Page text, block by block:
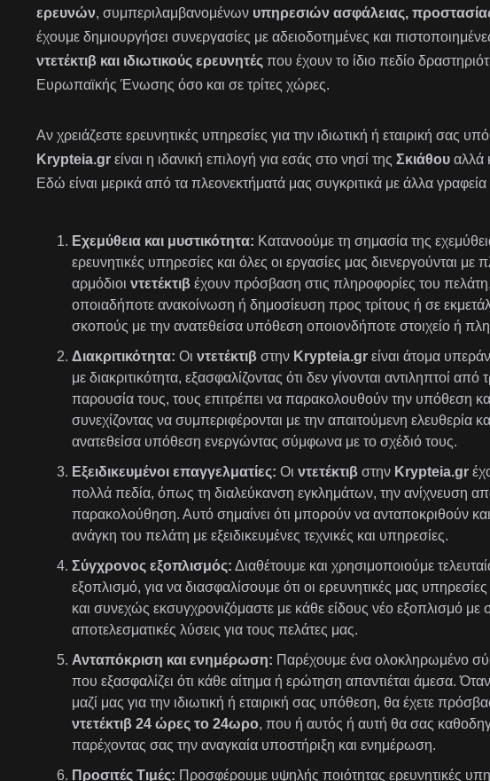
ερευνών, συμπεριλαμβανομένων υπηρεσιών ασφάλειας,
έχουμε δημιουργήσει συνεργασίες με αδειοδοτημένες και
ντετέκτιβ και ιδιωτικούς ερευνητέςπου έχουν το ίδιο πεδίο
Ευρωπαϊκής Ένωσης όσο και σε τρίτες χώρες.
Αν χρειάζεστε ερευνητικές υπηρεσίες για την ιδιωτική ή εταιρική σας
Krypteia.grείναι η ιδανική επιλογή για εσάς στο νησί της Σκιάθουαλλά
Εδώ είναι μερικά από τα πλεονεκτήματά μας συγκριτικά με άλλα
Εχεμύθεια και μυστικότητα: Κατανοούμε τη σημασία της
ερευνητικές υπηρεσίες και όλες οι εργασίες μας διενεργούνται με
αρμόδιοι ντετέκτιβέχουν πρόσβαση στις πληροφορίες του
οποιαδήποτε ανακοίνωση ή δημοσίευση προς τρίτους ή σε
σκοπούς με την ανατεθείσα υπόθεση οποιονδήποτε στοιχείο ή
Διακριτικότητα: Οι ντετέκτιβστην Krypteia.grείναι άτομα
με διακριτικότητα, εξασφαλίζοντας ότι δεν γίνονται αντιληπτοί
παρουσία τους, τους επιτρέπει να παρακολουθούν την υπόθεση
συνεχίζοντας να συμπεριφέρονται με την απαιτούμενη ελευθερία
ανατεθείσα υπόθεση ενεργώντας σύμφωνα με το σχέδιό τους.
Εξειδικευμένοι επαγγελματίες: Οι ντετέκτιβστην Krypteia.gr
πολλά πεδία, όπως τη διαλεύκανση εγκλημάτων, την ανίχνευση
παρακολούθηση. Αυτό σημαίνει ότι μπορούν να ανταποκριθούν
ανάγκη του πελάτη με εξειδικευμένες τεχνικές και υπηρεσίες.
Σύγχρονος εξοπλισμός: Διαθέτουμε και χρησιμοποιούμε
εξοπλισμό, για να διασφαλίσουμε ότι οι ερευνητικές μας υπηρεσίες
και συνεχώς εκσυγχρονιζόμαστε με κάθε είδους νέο εξοπλισμό
αποτελεσματικές λύσεις για τους πελάτες μας.
Ανταπόκριση και ενημέρωση: Παρέχουμε ένα ολοκληρωμένο
που εξασφαλίζει ότι κάθε αίτημα ή ερώτηση απαντιέται άμεσα.
μαζί μας για την ιδιωτική ή εταιρική σας υπόθεση, θα έχετε
ντετέκτιβ 24 ώρες το 24ωρο, που ή αυτός ή αυτή θα σας
παρέχοντας σας την αναγκαία υποστήριξη και ενημέρωση.
Προσιτές Τιμές: Προσφέρουμε υψηλής ποιότητας ερευνητικές